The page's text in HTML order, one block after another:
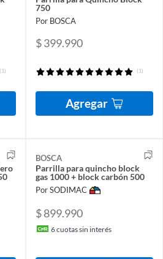
(1)
750
Por BOSCA
$ 399.990
(1)
Agregar
BOSCA
Parrilla para quincho block
gas 1000 + block carbón 500
Por SODIMAC
$ 899.990
6cuotas sin interés